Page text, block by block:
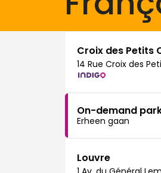
Croix des Petits
14 Rue Croix des
On-demand
Erheen gaan
Louvre